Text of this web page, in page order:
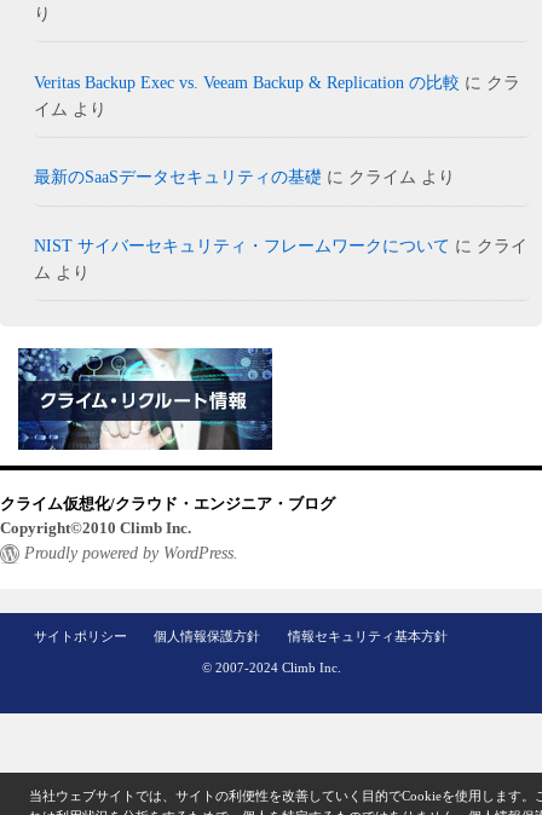
り
Veritas Backup Exec vs. Veeam Backup & Replication の比較 に クラ
イム より
最新のSaaSデータセキュリティの基礎 に クライム より
NIST サイバーセキュリティ・フレームワークについて に クライ
ム より
クライム仮想化/クラウド・エンジニア・ブログ
Copyright©2010 Climb Inc.
Proudly powered by WordPress.
サイトポリシー 個人情報保護方針 情報セキュリティ基本方針
© 2007-2024 Climb Inc.
当社ウェブサイトでは、サイトの利便性を改善していく目的でCookieを使用します。